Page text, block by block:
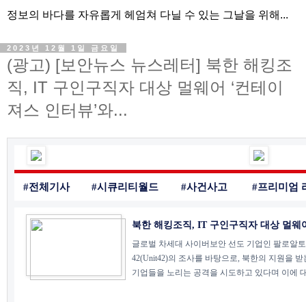
정보의 바다를 자유롭게 헤엄쳐 다닐 수 있는 그날을 위해...
2023년 12월 1일 금요일
(광고) [보안뉴스 뉴스레터] 북한 해킹조
직, IT 구인구직자 대상 멀웨어 ‘컨테이
져스 인터뷰’와...
#전체기사 #시큐리티월드 #사건사고 #프리미엄
북한 해킹조직, IT 구인구직자 대상 멀웨
글로벌 차세대 사이버보안 선도 기업인 팔로알
42(Unit42)의 조사를 바탕으로, 북한의 지원을
기업들을 노리는 공격을 시도하고 있다며 이에